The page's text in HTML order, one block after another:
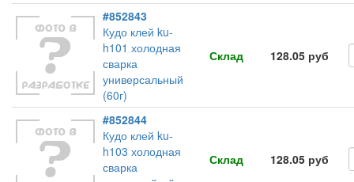
#852843
Кудо клей ku-
h101 холодная
сварка
универсальный
(60г)
Склад 128.05 руб
#852844
Кудо клей ku-
h103 холодная
сварка
Склад 128.05 руб